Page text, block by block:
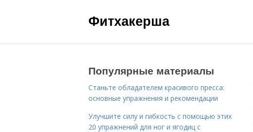
Фитхакерша
Популярные материалы
Станьте обладателем красивого пресса:
основные упражнения и рекомендации
Улучшите силу и гибкость с помощью этих
20 упражнений для ног и ягодиц с